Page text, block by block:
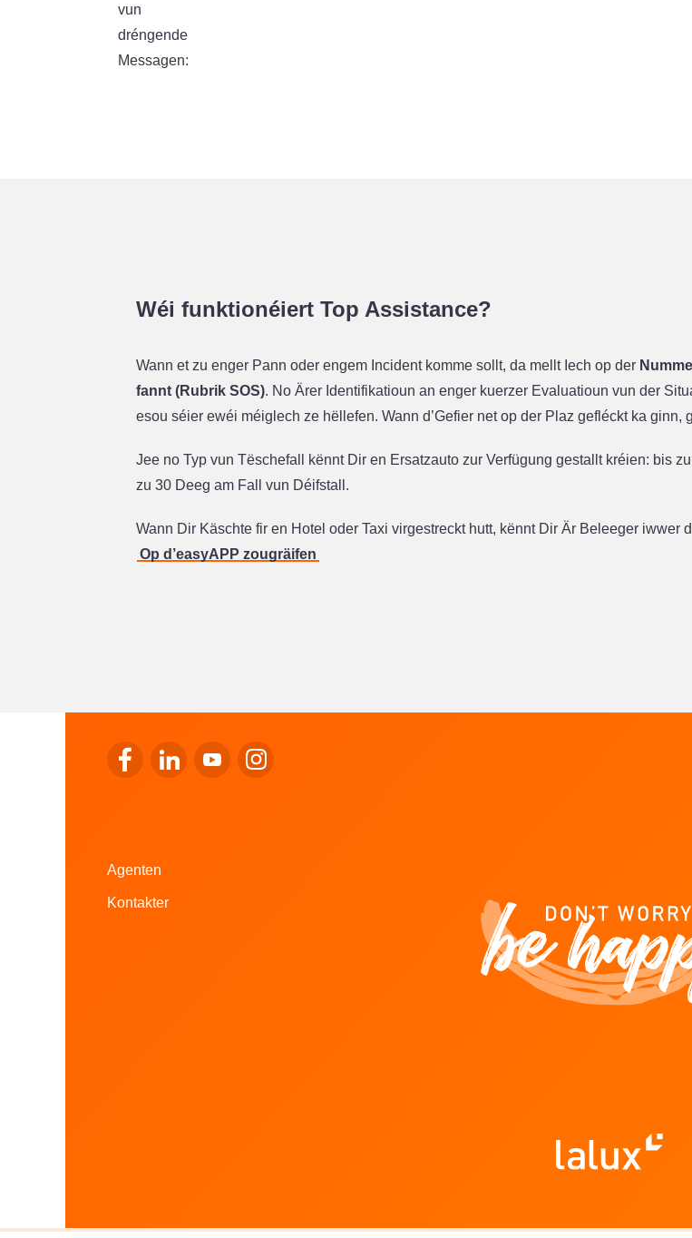
vun
dréngende
Messagen:
Wéi funktionéiert Top Assistance?
Wann et zu enger Pann oder engem Incident komme sollt, da mellt Iech op der
fannt (Rubrik SOS). No Ärer Identifikatioun an enger kuerzer Evaluatioun vun der
esou séier ewéi méiglech ze hëllefen. Wann d’Gefier net op der Plaz gefléckt ka ginn,
Jee no Typ vun Tëschefall kënnt Dir en Ersatzauto zur Verfügung gestallt kréien: bis
zu 30 Deeg am Fall vun Déifstall.
Wann Dir Käschte fir en Hotel oder Taxi virgestreckt hutt, kënnt Dir Är Beleeger iwwer
Op d’easyAPP zougräifen
Op de Facebook vu LALUX goen
Op de LinkedIn vu LALUX goen
Op de YouTube vu LALUX goen
Op den Instagram vu LALUX goen
Agenten
Kontakter